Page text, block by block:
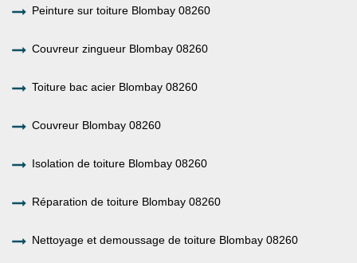
Peinture sur toiture Blombay 08260
Couvreur zingueur Blombay 08260
Toiture bac acier Blombay 08260
Couvreur Blombay 08260
Isolation de toiture Blombay 08260
Réparation de toiture Blombay 08260
Nettoyage et demoussage de toiture Blombay 08260